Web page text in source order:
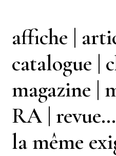
affiche |
catalogue |
magazine |
RA |
la même